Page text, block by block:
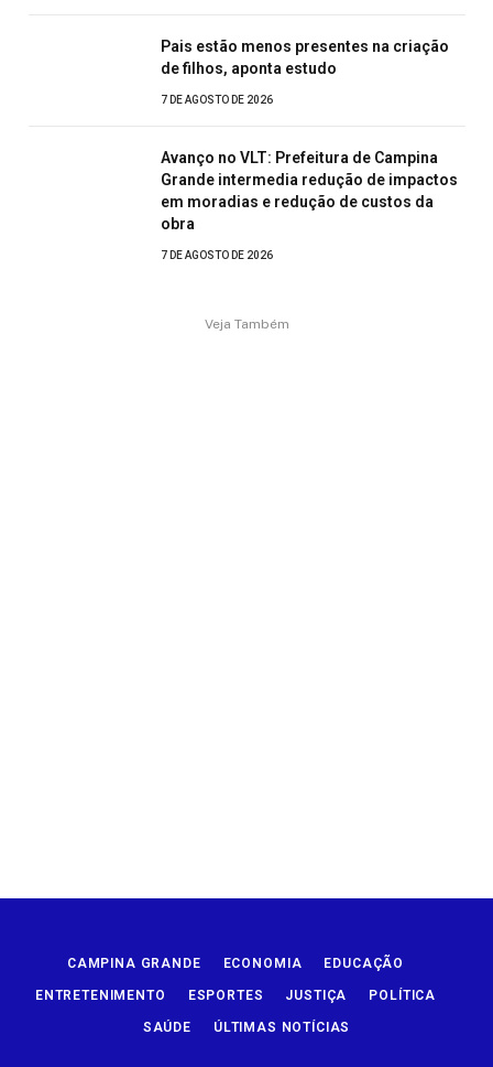
Pais estão menos presentes na criação
de filhos, aponta estudo
7 DE AGOSTO DE 2026
Avanço no VLT: Prefeitura de Campina
Grande intermedia redução de impactos
em moradias e redução de custos da
obra
7 DE AGOSTO DE 2026
Veja Também
CAMPINA GRANDE ECONOMIA EDUCAÇÃO
ENTRETENIMENTO ESPORTES JUSTIÇA POLÍTICA
SAÚDE ÚLTIMAS NOTÍCIAS